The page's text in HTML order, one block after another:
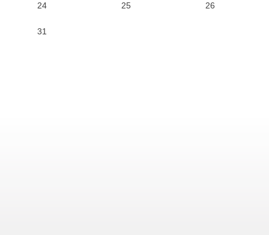
24 25 26
31